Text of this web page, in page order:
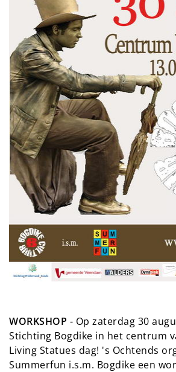
WORKSHOP - Op zaterdag 30
Stichting Bogdike in het centrum
Living Statues dag! 's Ochtends
Summerfun i.s.m. Bogdike een